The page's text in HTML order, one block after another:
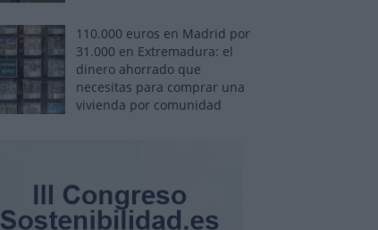
110.000 euros en Madrid por
31.000 en Extremadura: el
dinero ahorrado que
necesitas para comprar una
vivienda por comunidad